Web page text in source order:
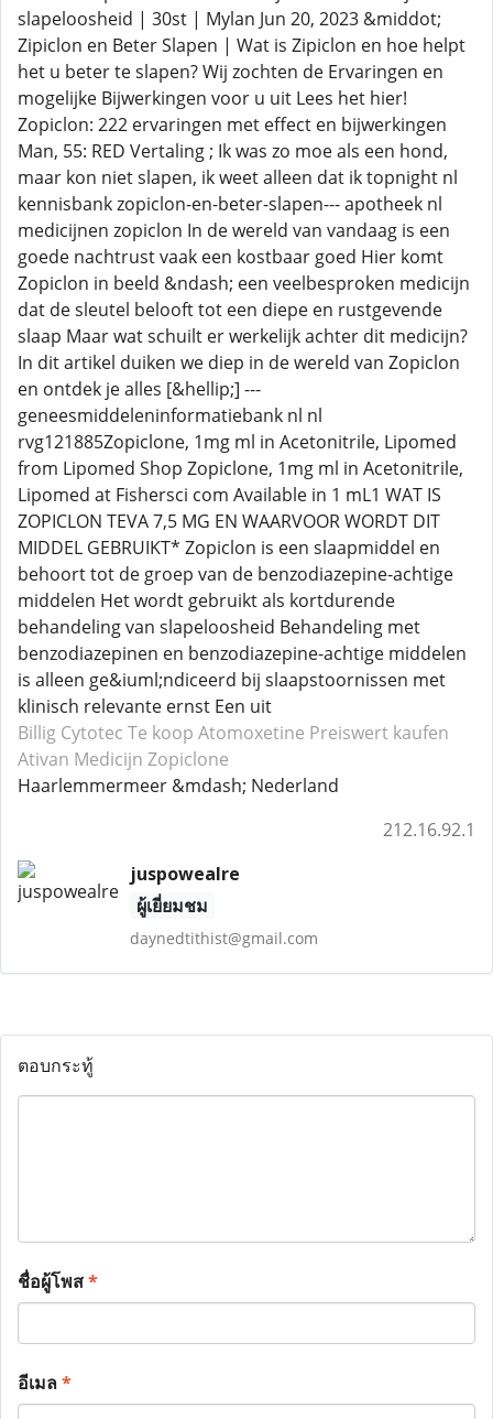
slapeloosheid | 30st | Mylan Jun 20, 2023 &middot;
Zipiclon en Beter Slapen | Wat is Zipiclon en hoe helpt
het u beter te slapen? Wij zochten de Ervaringen en
mogelijke Bijwerkingen voor u uit Lees het hier!
Zopiclon: 222 ervaringen met effect en bijwerkingen
Man, 55: RED Vertaling ; Ik was zo moe als een hond,
maar kon niet slapen, ik weet alleen dat ik topnight nl
kennisbank zopiclon-en-beter-slapen--- apotheek nl
medicijnen zopiclon In de wereld van vandaag is een
goede nachtrust vaak een kostbaar goed Hier komt
Zopiclon in beeld &ndash; een veelbesproken medicijn
dat de sleutel belooft tot een diepe en rustgevende
slaap Maar wat schuilt er werkelijk achter dit medicijn?
In dit artikel duiken we diep in de wereld van Zopiclon
en ontdek je alles [&hellip;] ---
geneesmiddeleninformatiebank nl nl
rvg121885Zopiclone, 1mg ml in Acetonitrile, Lipomed
from Lipomed Shop Zopiclone, 1mg ml in Acetonitrile,
Lipomed at Fishersci com Available in 1 mL1 WAT IS
ZOPICLON TEVA 7,5 MG EN WAARVOOR WORDT DIT
MIDDEL GEBRUIKT* Zopiclon is een slaapmiddel en
behoort tot de groep van de benzodiazepine-achtige
middelen Het wordt gebruikt als kortdurende
behandeling van slapeloosheid Behandeling met
benzodiazepinen en benzodiazepine-achtige middelen
is alleen ge&iuml;ndiceerd bij slaapstoornissen met
klinisch relevante ernst Een uit
Billig Cytotec Te koop Atomoxetine Preiswert kaufen
Ativan Medicijn Zopiclone
Haarlemmermeer &mdash; Nederland
212.16.92.1
juspowealre
ผู้เยี่ยมชม
daynedtithist@gmail.com
ตอบกระทู้
ชื่อผู้โพส*
อีเมล*